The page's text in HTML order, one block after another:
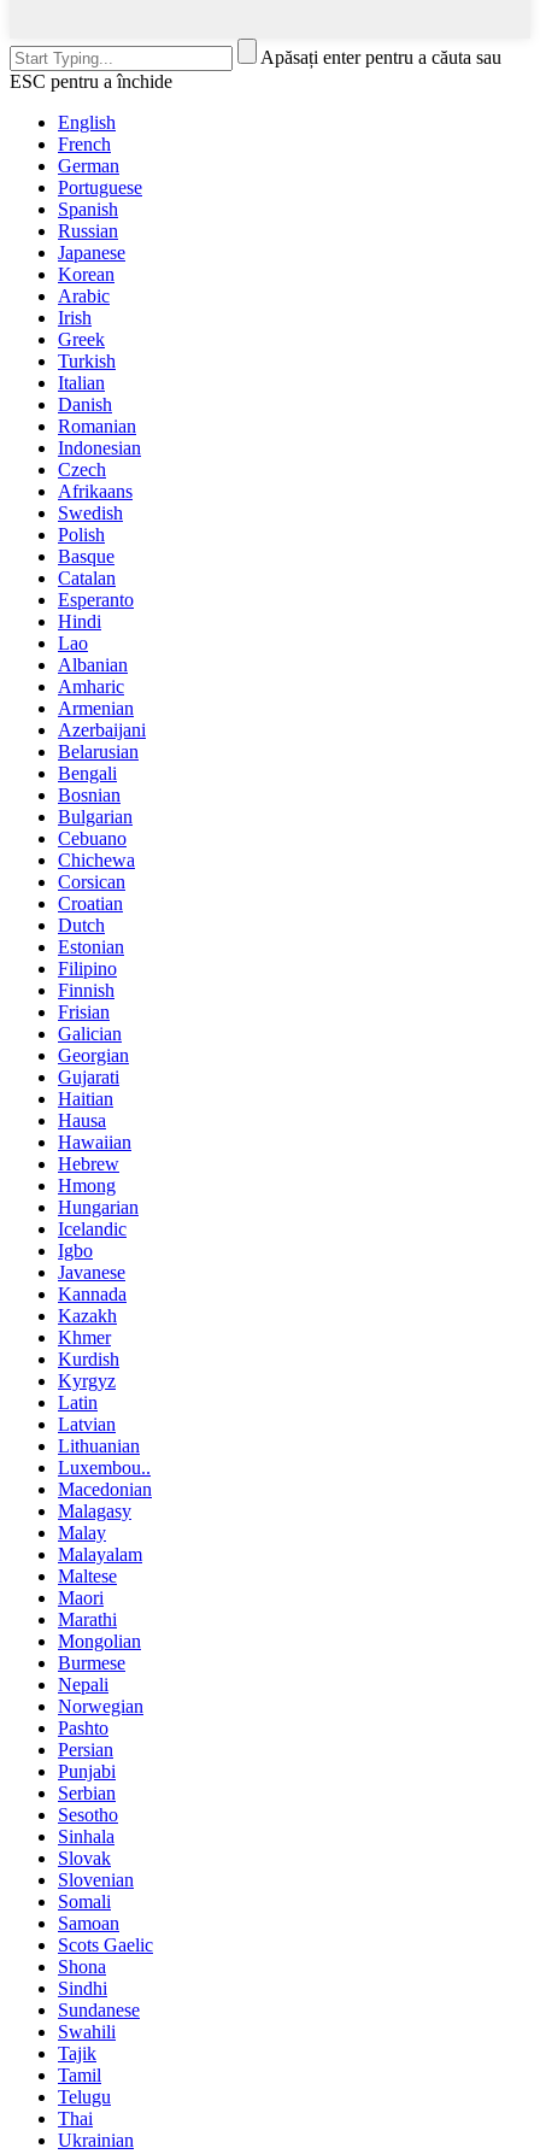
Apăsați enter pentru a căuta sau
ESC pentru a închide
English
French
German
Portuguese
Spanish
Russian
Japanese
Korean
Arabic
Irish
Greek
Turkish
Italian
Danish
Romanian
Indonesian
Czech
Afrikaans
Swedish
Polish
Basque
Catalan
Esperanto
Hindi
Lao
Albanian
Amharic
Armenian
Azerbaijani
Belarusian
Bengali
Bosnian
Bulgarian
Cebuano
Chichewa
Corsican
Croatian
Dutch
Estonian
Filipino
Finnish
Frisian
Galician
Georgian
Gujarati
Haitian
Hausa
Hawaiian
Hebrew
Hmong
Hungarian
Icelandic
Igbo
Javanese
Kannada
Kazakh
Khmer
Kurdish
Kyrgyz
Latin
Latvian
Lithuanian
Luxembou..
Macedonian
Malagasy
Malay
Malayalam
Maltese
Maori
Marathi
Mongolian
Burmese
Nepali
Norwegian
Pashto
Persian
Punjabi
Serbian
Sesotho
Sinhala
Slovak
Slovenian
Somali
Samoan
Scots Gaelic
Shona
Sindhi
Sundanese
Swahili
Tajik
Tamil
Telugu
Thai
Ukrainian